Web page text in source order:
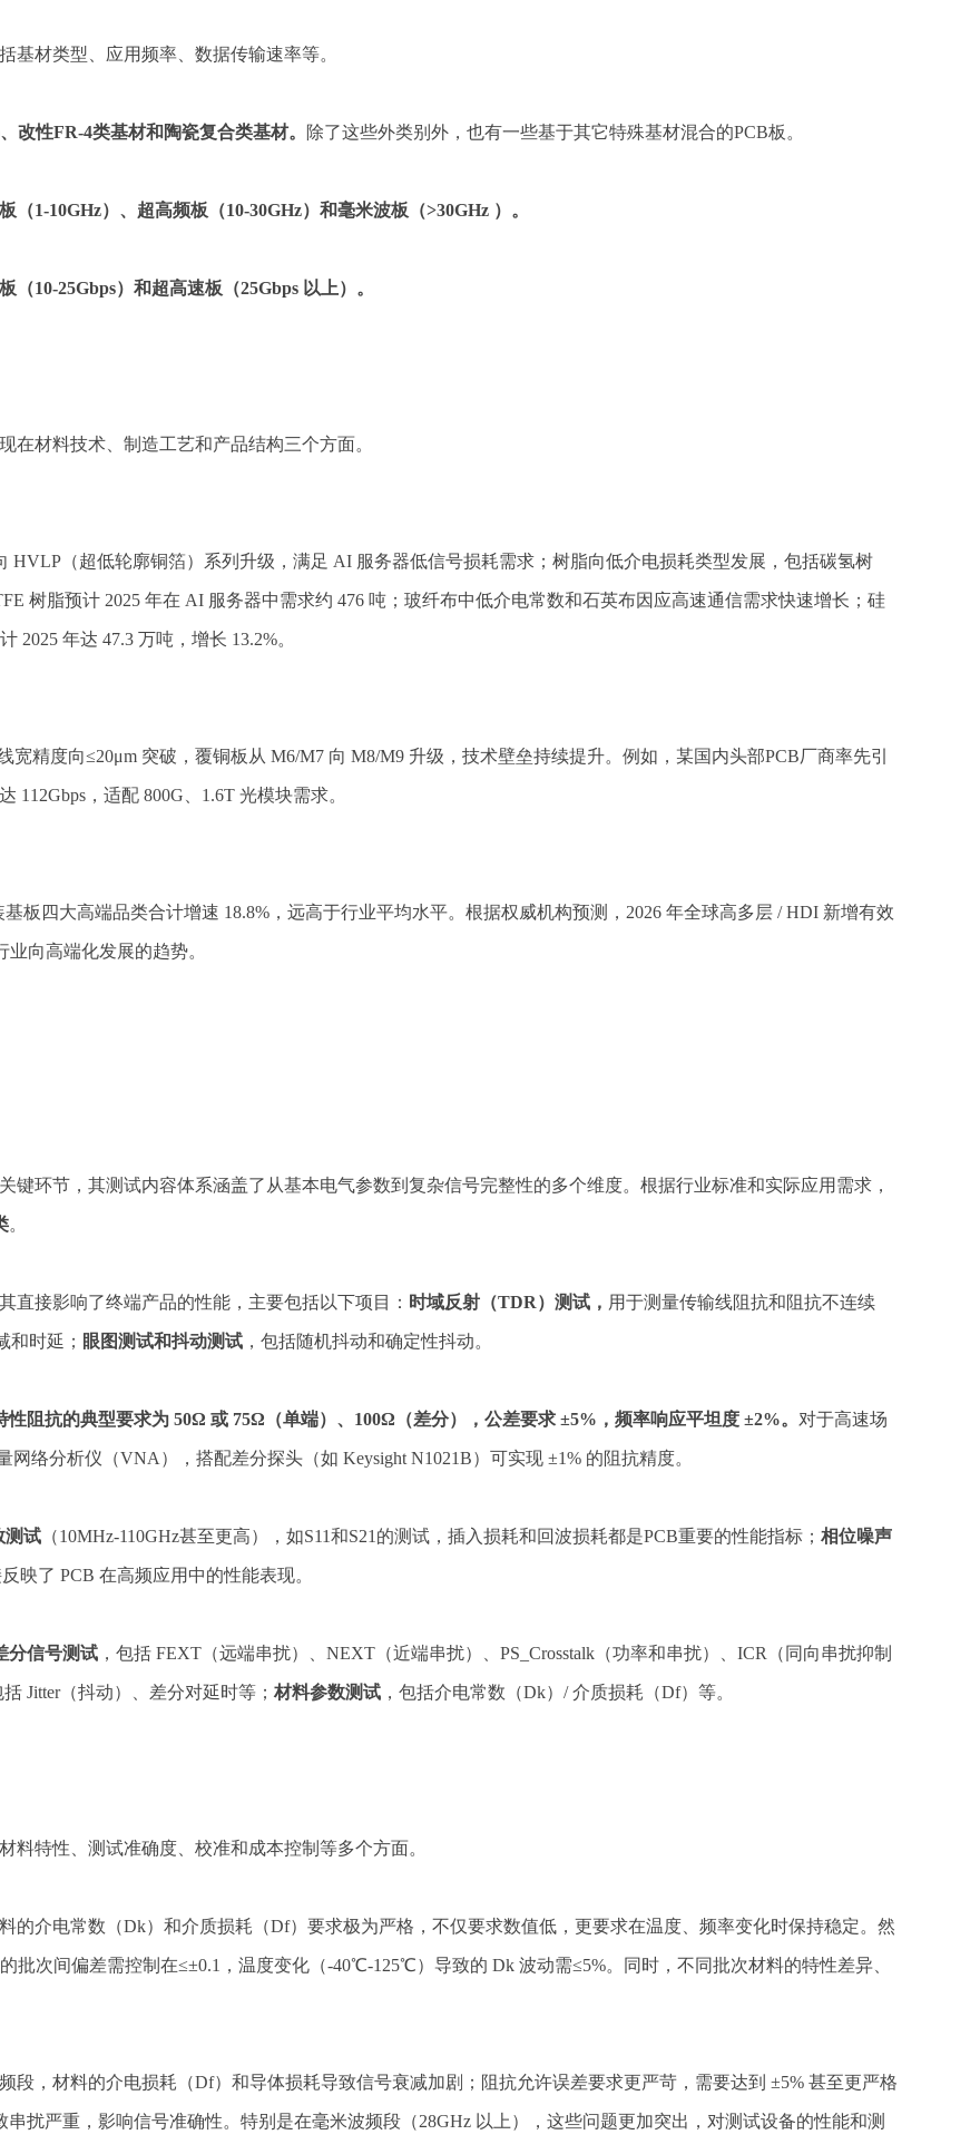
基材类型、应用频率、数据传输速率等。
改性FR-4类基材和陶瓷复合类基材。 除了这些外类别外，也有一些基于其它特殊基材混合的PCB板。
（1-10GHz）、超高频板（10-30GHz）和毫米波板（>30GHz ）。
（10-25Gbps）和超高速板（25Gbps 以上）。
在材料技术、制造工艺和产品结构三个方面。
HVLP（超低轮廓铜箔）系列升级，满足 AI 服务器低信号损耗需求；树脂向低介电损耗类型发展，包括碳氢树
树脂预计 2025 年在 AI 服务器中需求约 476 吨；玻纤布中低介电常数和石英布因应高速通信需求快速增长；硅
2025 年达 47.3 万吨，增长 13.2%。
宽精度向≤20μm 突破，覆铜板从 M6/M7 向 M8/M9 升级，技术壁垒持续提升。例如，某国内头部PCB厂商率先引
，适配 800G、1.6T 光模块需求。
板四大高端品类合计增速 18.8%，远高于行业平均水平。根据权威机构预测，2026 年全球高多层 / HDI 新增有效
向高端化发展的趋势。
键环节，其测试内容体系涵盖了从基本电气参数到复杂信号完整性的多个维度。根据行业标准和实际应用需求，
。
直接影响了终端产品的性能，主要包括以下项目： 时域反射（TDR）测试， 用于测量传输线阻抗和阻抗不连续
和时延； 眼图测试和抖动测试 ，包括随机抖动和确定性抖动。
性阻抗的典型要求为 50Ω 或 75Ω（单端）、100Ω（差分），公差要求 ±5%，频率响应平坦度 ±2%。 对于高速场
络分析仪（VNA），搭配差分探头（如 Keysight N1021B）可实现 ±1% 的阻抗精度。
测试 （10MHz-110GHz甚至更高），如S11和S21的测试，插入损耗和回波损耗都是PCB重要的性能指标； 相位噪声
映了 PCB 在高频应用中的性能表现。
分信号测试 ，包括 FEXT（远端串扰）、NEXT（近端串扰）、PS_Crosstalk（功率和串扰）、ICR（同向串扰抑制
括 Jitter（抖动）、差分对延时等； 材料参数测试 ，包括介电常数（Dk）/ 介质损耗（Df）等。
料特性、测试准确度、校准和成本控制等多个方面。
的介电常数（Dk）和介质损耗（Df）要求极为严格，不仅要求数值低，更要求在温度、频率变化时保持稳定。然
批次间偏差需控制在≤±0.1，温度变化（-40℃-125℃）导致的 Dk 波动需≤5%。同时，不同批次材料的特性差异、
段，材料的介电损耗（Df）和导体损耗导致信号衰减加剧；阻抗允许误差要求更严苛，需要达到 ±5% 甚至更严格
扰严重，影响信号准确性。特别是在毫米波频段（28GHz 以上），这些问题更加突出，对测试设备的性能和测